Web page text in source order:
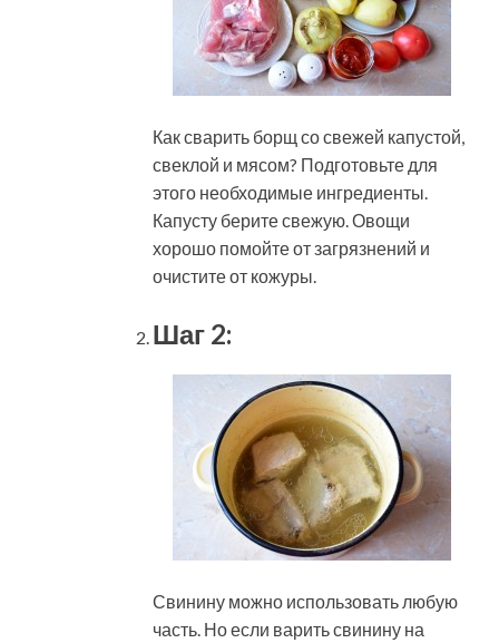
Как сварить борщ со свежей капустой,
свеклой и мясом? Подготовьте для
этого необходимые ингредиенты.
Капусту берите свежую. Овощи
хорошо помойте от загрязнений и
очистите от кожуры.
Шаг 2:
Свинину можно использовать любую
часть. Но если варить свинину на